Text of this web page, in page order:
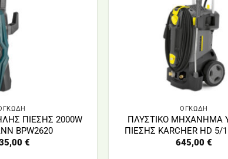
ΠΙΕΣΗΣ 2000W
BPW2620
€
ΟΓΚΩΔΗ
ΠΛΥΣΤΙΚΟ ΜΗΧΑΝΗΜΑ
ΠΙΕΣΗΣ KARCHER HD 5/
645,00 €